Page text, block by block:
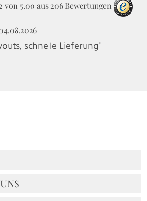
von 5.00 aus 206 Bewertungen
04.08.2026
schnelle Lieferung"